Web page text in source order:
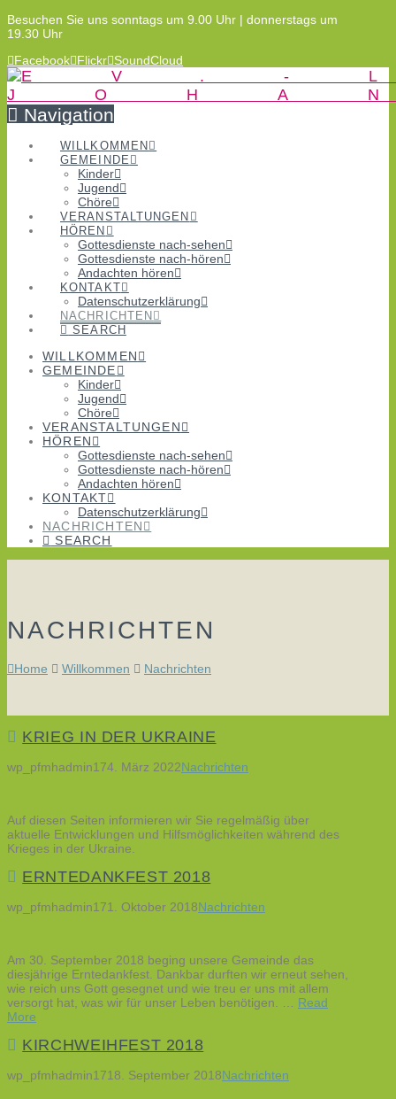
Besuchen Sie uns sonntags um 9.00 Uhr | donnerstags um
19.30 Uhr
Facebook Flickr SoundCloud
Navigation
WILLKOMMEN
GEMEINDE
Kinder
Jugend
Chöre
VERANSTALTUNGEN
HÖREN
Gottesdienste nach-sehen
Gottesdienste nach-hören
Andachten hören
KONTAKT
Datenschutzerklärung
NACHRICHTEN
SEARCH
WILLKOMMEN
GEMEINDE
Kinder
Jugend
Chöre
VERANSTALTUNGEN
HÖREN
Gottesdienste nach-sehen
Gottesdienste nach-hören
Andachten hören
KONTAKT
Datenschutzerklärung
NACHRICHTEN
SEARCH
NACHRICHTEN
Home Willkommen Nachrichten
KRIEG IN DER UKRAINE
wp_pfmhadmin174. März 2022Nachrichten
Auf diesen Seiten informieren wir Sie regelmäßig über
aktuelle Entwicklungen und Hilfsmöglichkeiten während des
Krieges in der Ukraine.
ERNTEDANKFEST 2018
wp_pfmhadmin171. Oktober 2018Nachrichten
Am 30. September 2018 beging unsere Gemeinde das
diesjährige Erntedankfest. Dankbar durften wir erneut sehen,
wie reich uns Gott gesegnet und wie treu er uns mit allem
versorgt hat, was wir für unser Leben benötigen. … Read
More
KIRCHWEIHFEST 2018
wp_pfmhadmin1718. September 2018Nachrichten